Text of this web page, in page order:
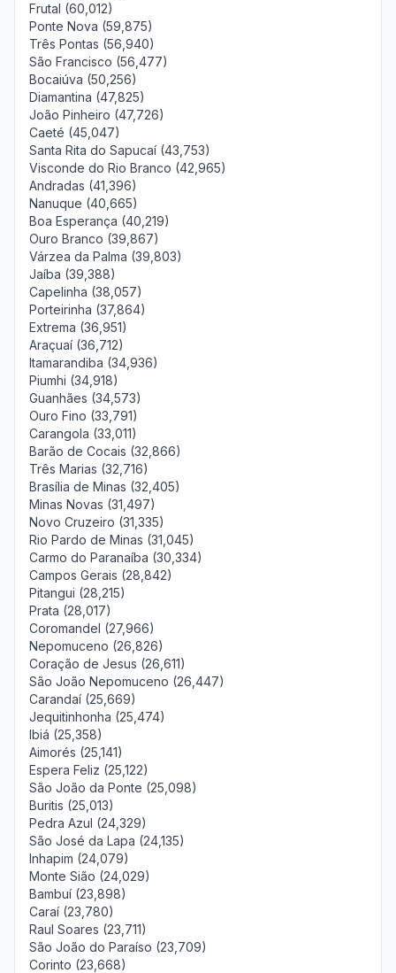
Frutal (60,012)
Ponte Nova (59,875)
Três Pontas (56,940)
São Francisco (56,477)
Bocaiúva (50,256)
Diamantina (47,825)
João Pinheiro (47,726)
Caeté (45,047)
Santa Rita do Sapucaí (43,753)
Visconde do Rio Branco (42,965)
Andradas (41,396)
Nanuque (40,665)
Boa Esperança (40,219)
Ouro Branco (39,867)
Várzea da Palma (39,803)
Jaíba (39,388)
Capelinha (38,057)
Porteirinha (37,864)
Extrema (36,951)
Araçuaí (36,712)
Itamarandiba (34,936)
Piumhi (34,918)
Guanhães (34,573)
Ouro Fino (33,791)
Carangola (33,011)
Barão de Cocais (32,866)
Três Marias (32,716)
Brasília de Minas (32,405)
Minas Novas (31,497)
Novo Cruzeiro (31,335)
Rio Pardo de Minas (31,045)
Carmo do Paranaíba (30,334)
Campos Gerais (28,842)
Pitangui (28,215)
Prata (28,017)
Coromandel (27,966)
Nepomuceno (26,826)
Coração de Jesus (26,611)
São João Nepomuceno (26,447)
Carandaí (25,669)
Jequitinhonha (25,474)
Ibiá (25,358)
Aimorés (25,141)
Espera Feliz (25,122)
São João da Ponte (25,098)
Buritis (25,013)
Pedra Azul (24,329)
São José da Lapa (24,135)
Inhapim (24,079)
Monte Sião (24,029)
Bambuí (23,898)
Caraí (23,780)
Raul Soares (23,711)
São João do Paraíso (23,709)
Corinto (23,668)